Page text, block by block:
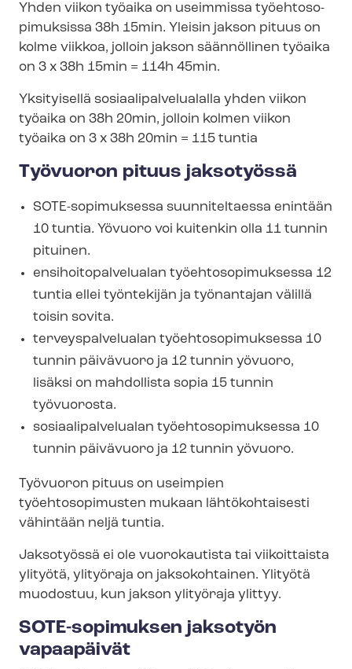
Yhden viikon työaika on useimmissa työ­eh­to­so­
pi­muk­sis­sa 38h 15min. Yleisin jakson pituus on
kolme viikkoa, jolloin jakson säännöllinen työaika
on 3 x 38h 15min = 114h 45min.
Yksityisellä so­si­aa­li­pal­ve­lua­lal­la yhden viikon
työaika on 38h 20min, jolloin kolmen viikon
työaika on 3 x 38h 20min = 115 tuntia
Työvuoron pituus jaksotyössä
SOTE-sopimuksessa suunniteltaessa enintään
10 tuntia. Yövuoro voi kuitenkin olla 11 tunnin
pituinen.
en­si­hoi­to­pal­ve­lua­lan työ­eh­to­so­pi­muk­ses­sa 12
tuntia ellei työntekijän ja työnantajan välillä
toisin sovita.
ter­veys­pal­ve­lua­lan työ­eh­to­so­pi­muk­ses­sa 10
tunnin päivävuoro ja 12 tunnin yövuoro,
lisäksi on mahdollista sopia 15 tunnin
työvuorosta.
so­si­aa­li­pal­ve­lua­lan työ­eh­to­so­pi­muk­ses­sa 10
tunnin päivävuoro ja 12 tunnin yövuoro.
Työvuoron pituus on useimpien
työehtosopimusten mukaan lähtökohtaisesti
vähintään neljä tuntia.
Jaksotyössä ei ole vuorokautista tai viikoittaista
ylityötä, ylityöraja on jaksokohtainen. Ylityötä
muodostuu, kun jakson ylityöraja ylittyy.
SOTE-sopimuksen jaksotyön
vapaapäivät